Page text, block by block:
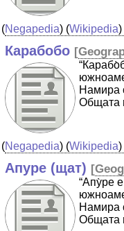
(Negapedia) (Wikipedia)
Карабобо [
Намира
Общата
(Negapedia) (Wikipedia)
Апуре (щат) [
“Апу̀ре
Намира
Общата